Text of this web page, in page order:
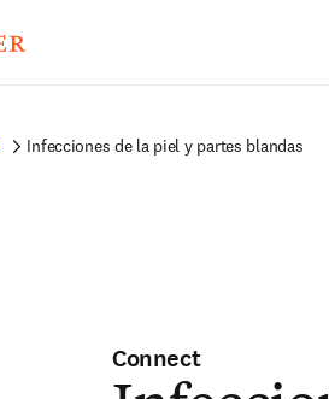
Infecciones de la piel y partes blandas
Connect